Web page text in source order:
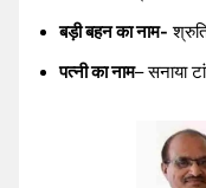
बड़ी बहन का नाम-
पत्नी का नाम– सनाया